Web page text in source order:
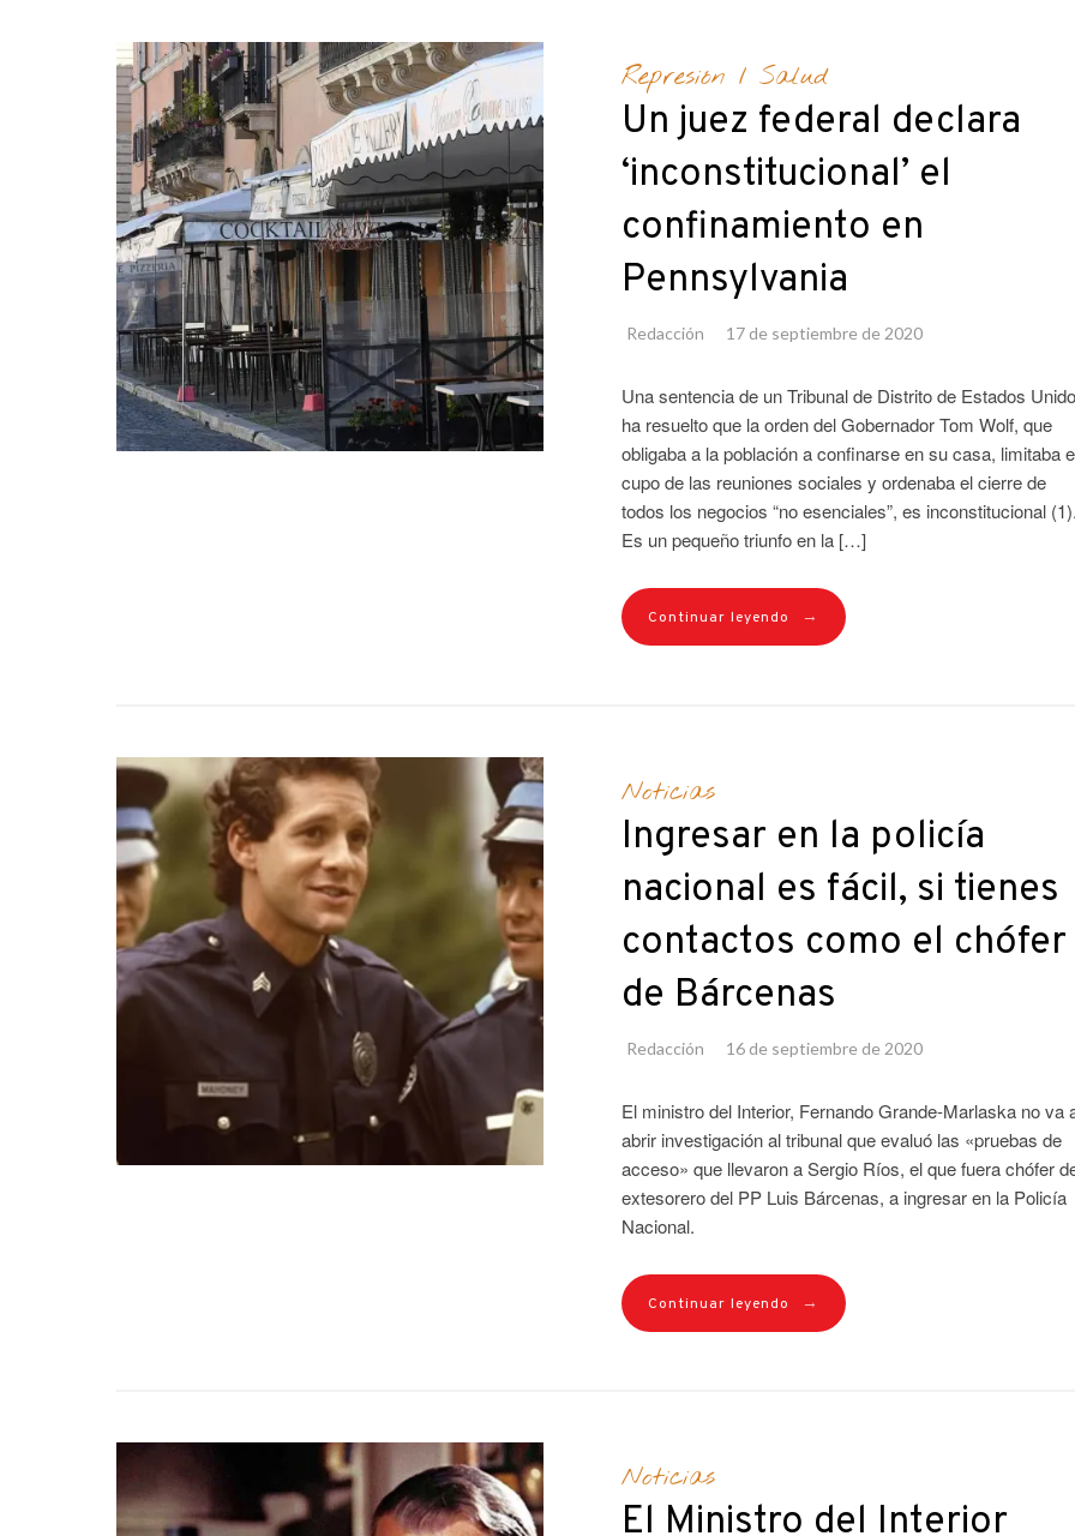
Represión / Salud
Un juez federal declara
‘inconstitucional’ el
confinamiento en
Pennsylvania
Redacción 17 de septiembre de 2020
Una sentencia de un Tribunal de Distrito de Estados
ha resuelto que la orden del Gobernador Tom Wolf, que
obligaba a la población a confinarse en su casa, limitaba
cupo de las reuniones sociales y ordenaba el cierre de
todos los negocios “no esenciales”, es inconstitucional
Es un pequeño triunfo en la […]
Continuar leyendo →
Noticias
Ingresar en la policía
nacional es fácil, si tienes
contactos como el chófer
de Bárcenas
Redacción 16 de septiembre de 2020
El ministro del Interior, Fernando Grande-Marlaska no va
abrir investigación al tribunal que evaluó las «pruebas de
acceso» que llevaron a Sergio Ríos, el que fuera chófer
extesorero del PP Luis Bárcenas, a ingresar en la Policía
Nacional.
Continuar leyendo →
Noticias
El Ministro del Interior